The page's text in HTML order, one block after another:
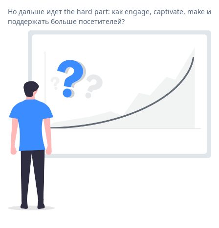
Но дальше идет the hard part: как engage, captivate, make и
поддержать больше посетителей?